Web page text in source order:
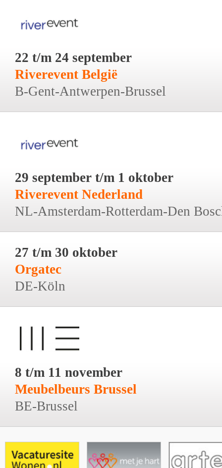
22 t/m 24 september
Riverevent België
B-Gent-Antwerpen-Brussel
29 september t/m 1 oktober
Riverevent Nederland
NL-Amsterdam-Rotterdam-Den
27 t/m 30 oktober
Orgatec
DE-Köln
8 t/m 11 november
Meubelbeurs Brussel
BE-Brussel